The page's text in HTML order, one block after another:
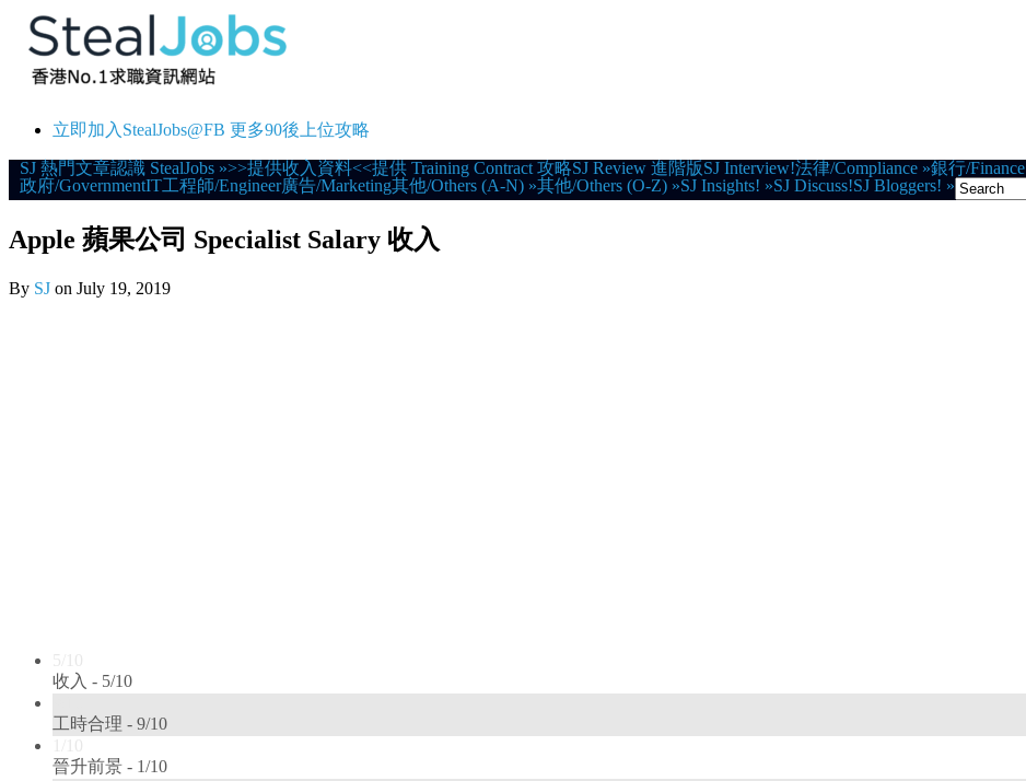
立即加入StealJobs@FB 更多90後上位攻略
Skip
to
SJ 熱門文章認識 StealJobs »>>提供收入資料<<提供 Training Contract 攻略SJ Review 進階版SJ Interview!法律/Compliance »銀行/Finance
政府/GovernmentIT工程師/Engineer廣告/Marketing其他/Others (A-N) »其他/Others (O-Z) »SJ Insights! »SJ Discuss!SJ Bloggers! »
Apple 蘋果公司 Specialist Salary 收入
By SJ on July 19, 2019
5/10
收入 - 5/10
工時合理 - 9/10
1/10
晉升前景 - 1/10